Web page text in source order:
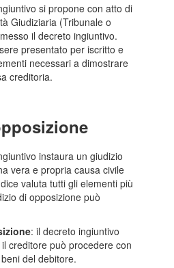
si propone con atto di
Giudiziaria (Tribunale o
il decreto ingiuntivo.
presentato per iscritto e
necessari a dimostrare
creditoria.
instaura un giudizio
vera e propria causa civile
valuta tutti gli elementi più
di opposizione può
: il decreto ingiuntivo
creditore può procedere con
del debitore.